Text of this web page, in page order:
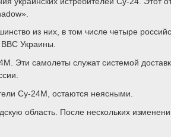
из них, в том числе четыре
ВВС Украины.
Эти самолеты служат системой
Су-24М, остаются неясными.
область. После нескольких